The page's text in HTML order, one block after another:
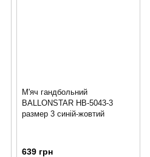
М'яч гандбольний
BALLONSTAR HB-5043-3
размер 3 синій-жовтий
639 грн